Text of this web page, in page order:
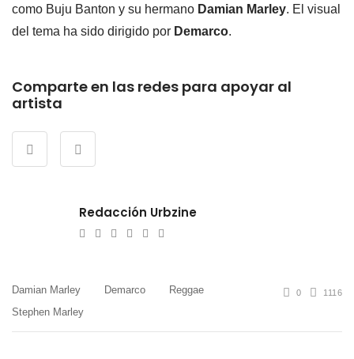
como Buju Banton y su hermano Damian Marley. El visual
del tema ha sido dirigido por Demarco.
Comparte en las redes para apoyar al
artista
Redacción Urbzine
WebsiteTwitterFacebook
Youtube
Damian Marley Demarco
Reggae
Stephen Marley
0 1116